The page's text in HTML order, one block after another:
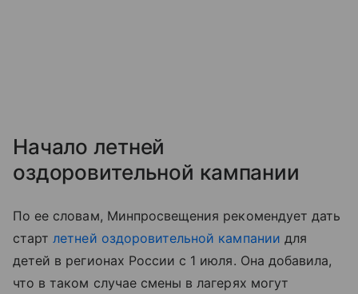
Начало летней
оздоровительной кампании
По ее словам, Минпросвещения рекомендует дать
стартлетней оздоровительной кампании для
детей в регионах России с 1 июля. Она добавила,
что в таком случае смены в лагерях могут